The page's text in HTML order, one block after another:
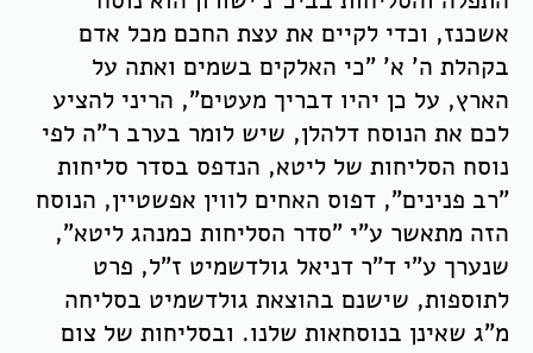
אשכנז, וכדי לקיים את עצת החכם מכל אדם
בקהלת ה' א' "כי האלקים בשמים ואתה על
הארץ, על כן יהיו דבריך מעטים", הריני להציע
לכם את הנוסח דלהלן, שיש לומר בערב ר"ה לפי
נוסח הסליחות של ליטא, הנדפס בסדר סליחות
"רב פנינים", דפוס האחים לווין אפשטיין, הנוסח
הזה מתאשר ע"י "סדר הסליחות כמנהג ליטא",
שנערך ע"י ד"ר דניאל גולדשמיט ז"ל, פרט
לתוספות, שישנם בהוצאת גולדשמיט בסליחה
מ"ג שאינן בנוסחאות שלנו. ובסליחות של צום